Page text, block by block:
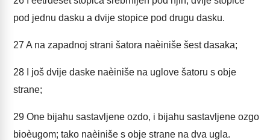
pod jednu dasku a dvije stopice pod drugu dasku.
27 A na zapadnoj strani šatora naèiniše šest dasaka;
28 I još dvije daske naèiniše na uglove šatoru s obje
strane;
29 One bijahu sastavljene ozdo, i bijahu sastavljene ozgo
bioèugom; tako naèiniše s obje strane na dva ugla.